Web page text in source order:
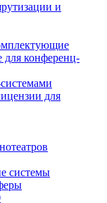
и
конференц-
для
системы